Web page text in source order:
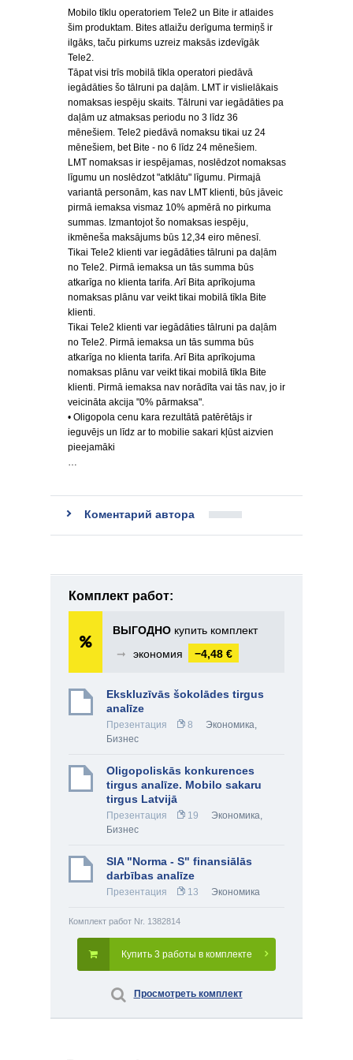
Mobilo tīklu operatoriem Tele2 un Bite ir atlaides
šim produktam. Bites atlaižu derīguma termiņš ir
ilgāks, taču pirkums uzreiz maksās izdevīgāk
Tele2.
Tāpat visi trīs mobilā tīkla operatori piedāvā
iegādāties šo tālruni pa daļām. LMT ir vislielākais
nomaksas iespēju skaits. Tālruni var iegādāties pa
daļām uz atmaksas periodu no 3 līdz 36
mēnešiem. Tele2 piedāvā nomaksu tikai uz 24
mēnešiem, bet Bite - no 6 līdz 24 mēnešiem.
LMT nomaksas ir iespējamas, noslēdzot nomaksas
līgumu un noslēdzot "atklātu" līgumu. Pirmajā
variantā personām, kas nav LMT klienti, būs jāveic
pirmā iemaksa vismaz 10% apmērā no pirkuma
summas. Izmantojot šo nomaksas iespēju,
ikmēneša maksājums būs 12,34 eiro mēnesī.
Tikai Tele2 klienti var iegādāties tālruni pa daļām
no Tele2. Pirmā iemaksa un tās summa būs
atkarīga no klienta tarifa. Arī Bita aprīkojuma
nomaksas plānu var veikt tikai mobilā tīkla Bite
klienti.
Tikai Tele2 klienti var iegādāties tālruni pa daļām
no Tele2. Pirmā iemaksa un tās summa būs
atkarīga no klienta tarifa. Arī Bita aprīkojuma
nomaksas plānu var veikt tikai mobilā tīkla Bite
klienti. Pirmā iemaksa nav norādīta vai tās nav, jo ir
veicināta akcija "0% pārmaksa".
• Oligopola cenu kara rezultātā patērētājs ir
ieguvējs un līdz ar to mobilie sakari kļūst aizvien
pieejamāki
…
Коментарий автора
Комплект работ:
ВЫГОДНО купить комплект
➞
экономия −4,48 €
Ekskluzīvās šokolādes tirgus
analīze
Презентация 8 Экономика,
Бизнес
Oligopoliskās konkurences
tirgus analīze. Mobilo sakaru
tirgus Latvijā
Презентация 19 Экономика,
Бизнес
SIA "Norma - S" finansiālās
darbības analīze
Презентация 13 Экономика
Комплект работ Nr. 1382814
Купить 3 работы в комплекте
Просмотреть комплект